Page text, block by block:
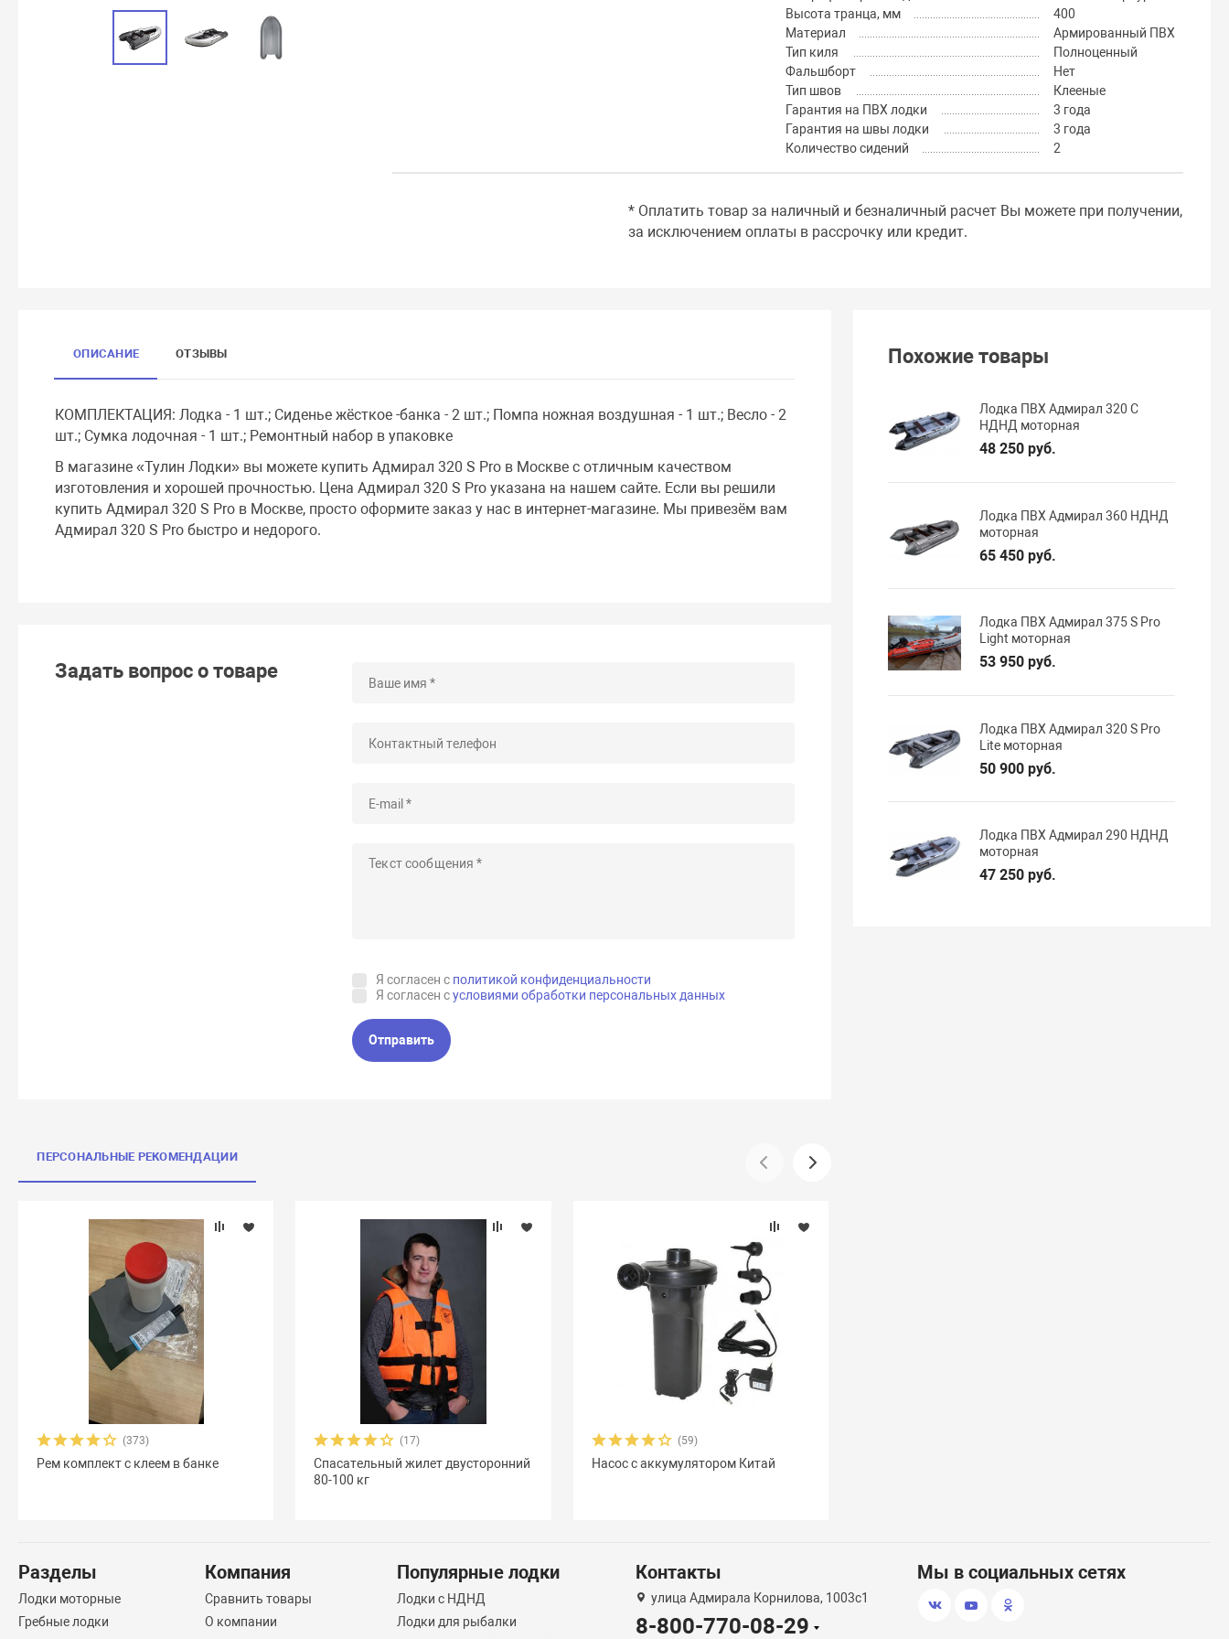
Высота транца, мм
400
Материал
Армированный ПВХ
Тип киля
Полноценный
Фальшборт
Нет
Тип швов
Клееные
Гарантия на ПВХ лодки
3 года
Гарантия на швы лодки
3 года
Количество сидений
2
* Оплатить товар за наличный и безналичный расчет Вы можете при получении,
за исключением оплаты в рассрочку или кредит.
ОПИСАНИЕ ОТЗЫВЫ
КОМПЛЕКТАЦИЯ: Лодка - 1 шт.; Сиденье жёсткое -банка - 2 шт.; Помпа ножная воздушная - 1 шт.; Весло - 2
шт.; Сумка лодочная - 1 шт.; Ремонтный набор в упаковке
В магазине «Тулин Лодки» вы можете купить Адмирал 320 S Pro в Москве с отличным качеством
изготовления и хорошей прочностью. Цена Адмирал 320 S Pro указана на нашем сайте. Если вы решили
купить Адмирал 320 S Pro в Москве, просто оформите заказ у нас в интернет-магазине. Мы привезём вам
Адмирал 320 S Pro быстро и недорого.
Задать вопрос о товаре
Я согласен с политикой конфиденциальности
Я согласен сусловиями обработки персональных данных
Отправить
ПЕРСОНАЛЬНЫЕ РЕКОМЕНДАЦИИ
(373)
Рем комплект с клеем в банке
(17)
Спасательный жилет двусторонний
80-100 кг
(59)
Насос с аккумулятором Китай
Похожие товары
Лодка ПВХ Адмирал 320 C
НДНД моторная
48 250 руб.
Лодка ПВХ Адмирал 360 НДНД
моторная
65 450 руб.
Лодка ПВХ Адмирал 375 S Pro
Light моторная
53 950 руб.
Лодка ПВХ Адмирал 320 S Pro
Lite моторная
50 900 руб.
Лодка ПВХ Адмирал 290 НДНД
моторная
47 250 руб.
Разделы
Лодки моторные
Гребные лодки
Компания
Сравнить товары
О компании
Популярные лодки
Лодки с НДНД
Лодки для рыбалки
Контакты
улица Адмирала Корнилова, 1003с1
8-800-770-08-29
Мы в социальных сетях